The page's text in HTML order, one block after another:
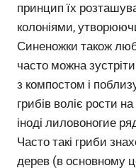
принцип їх
колоніями,
Синеножки також
часто можна
з компостом і
грибів воліє рости
іноді лиловоногие
Часто такі гриби
дерев (в основному